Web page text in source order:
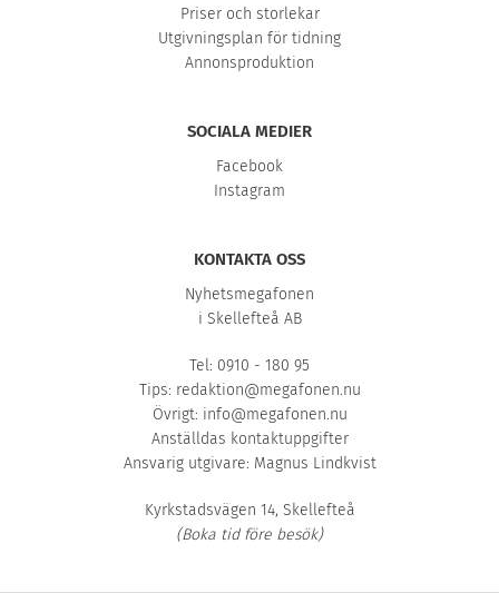
Priser och storlekar
Utgivningsplan för tidning
Annonsproduktion
SOCIALA MEDIER
Facebook
Instagram
KONTAKTA OSS
Nyhetsmegafonen
i Skellefteå AB
Tel: 0910 - 180 95
Tips: redaktion@megafonen.nu
Övrigt: info@megafonen.nu
Anställdas kontaktuppgifter
Ansvarig utgivare: Magnus Lindkvist
Kyrkstadsvägen 14, Skellefteå
(Boka tid före besök)